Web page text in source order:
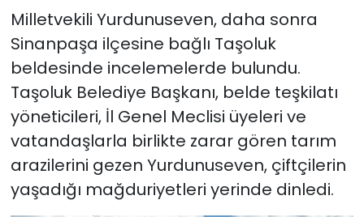
Milletvekili Yurdunuseven, daha sonra
Sinanpaşa ilçesine bağlı Taşoluk
beldesinde incelemelerde bulundu.
Taşoluk Belediye Başkanı, belde teşkilatı
yöneticileri, İl Genel Meclisi üyeleri ve
vatandaşlarla birlikte zarar gören tarım
arazilerini gezen Yurdunuseven, çiftçilerin
yaşadığı mağduriyetleri yerinde dinledi.